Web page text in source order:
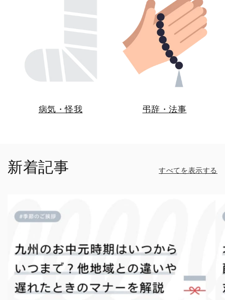
病気・怪我 弔辞・法事
新着記事 すべてを表示する